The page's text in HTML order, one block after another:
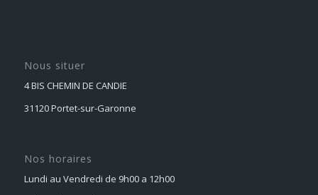
Nous situer
4 BIS CHEMIN DE CANDIE
31120 Portet-sur-Garonne
Nos horaires
Lundi au Vendredi de 9h00 a 12h00